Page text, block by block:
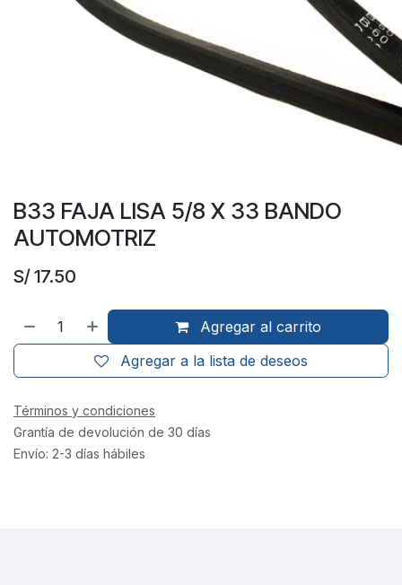
B33 FAJA LISA 5/8 X 33 BANDO
AUTOMOTRIZ
S/17.50
Agregar al carrito
Agregar a la lista de deseos
Términos y condiciones
Grantía de devolución de 30 días
Envío: 2-3 días hábiles